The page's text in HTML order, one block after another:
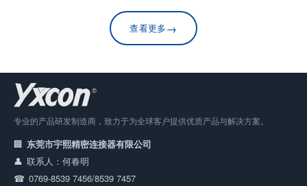
查看更多→
专业的产品研发制造商，致力于为全球客户提供优质产品与解决方案。
东莞市宇熙精密连接器有限公司
联系人：何春明
0769-8539 7456/8539 7457